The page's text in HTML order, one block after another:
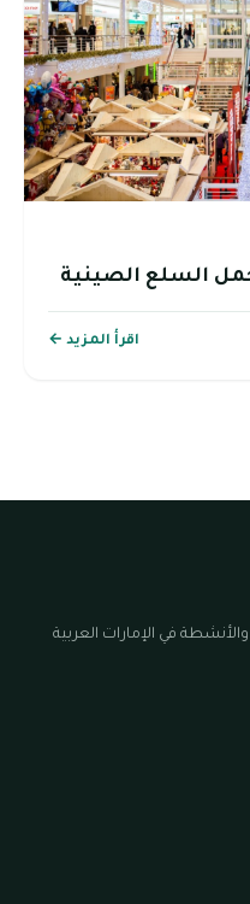
السلع الصينية
اقرأ المزيد ←
في الإمارات العربية